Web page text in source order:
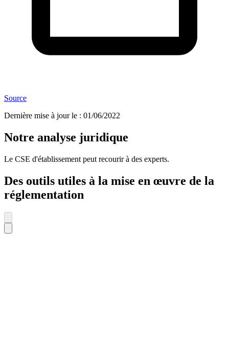
Source
Dernière mise à jour le : 01/06/2022
Notre analyse juridique
Le CSE d'établissement peut recourir à des experts.
Des outils utiles à la mise en œuvre de la
réglementation